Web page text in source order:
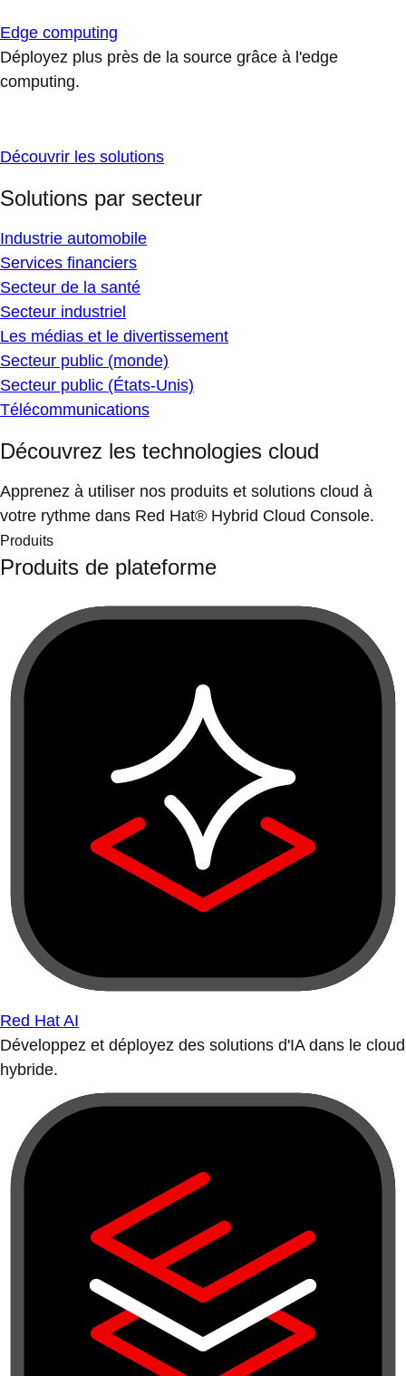
Edge computing
Déployez plus près de la source grâce à l'edge
computing.
Découvrir les solutions
Solutions par secteur
Industrie automobile
Services financiers
Secteur de la santé
Secteur industriel
Les médias et le divertissement
Secteur public (monde)
Secteur public (États-Unis)
Télécommunications
Découvrez les technologies cloud
Apprenez à utiliser nos produits et solutions cloud à
votre rythme dans Red Hat® Hybrid Cloud Console.
Produits
Produits de plateforme
Red Hat AI
Développez et déployez des solutions d'IA dans le cloud
hybride.